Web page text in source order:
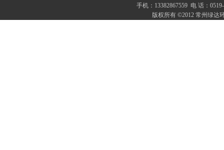
手机：13382867559 电 话：
版权所有 ©2012 常州绿达